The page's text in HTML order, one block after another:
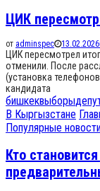
ЦИК
от adminspec 13.02.2026
ЦИК пересмотрел
отменили. После
(установка
кандидата
бишкеквыборы
В Кыргызстане
Популярные
Кто